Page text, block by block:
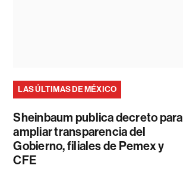
LAS ÚLTIMAS DE MÉXICO
Sheinbaum publica decreto para
ampliar transparencia del
Gobierno, filiales de Pemex y
CFE